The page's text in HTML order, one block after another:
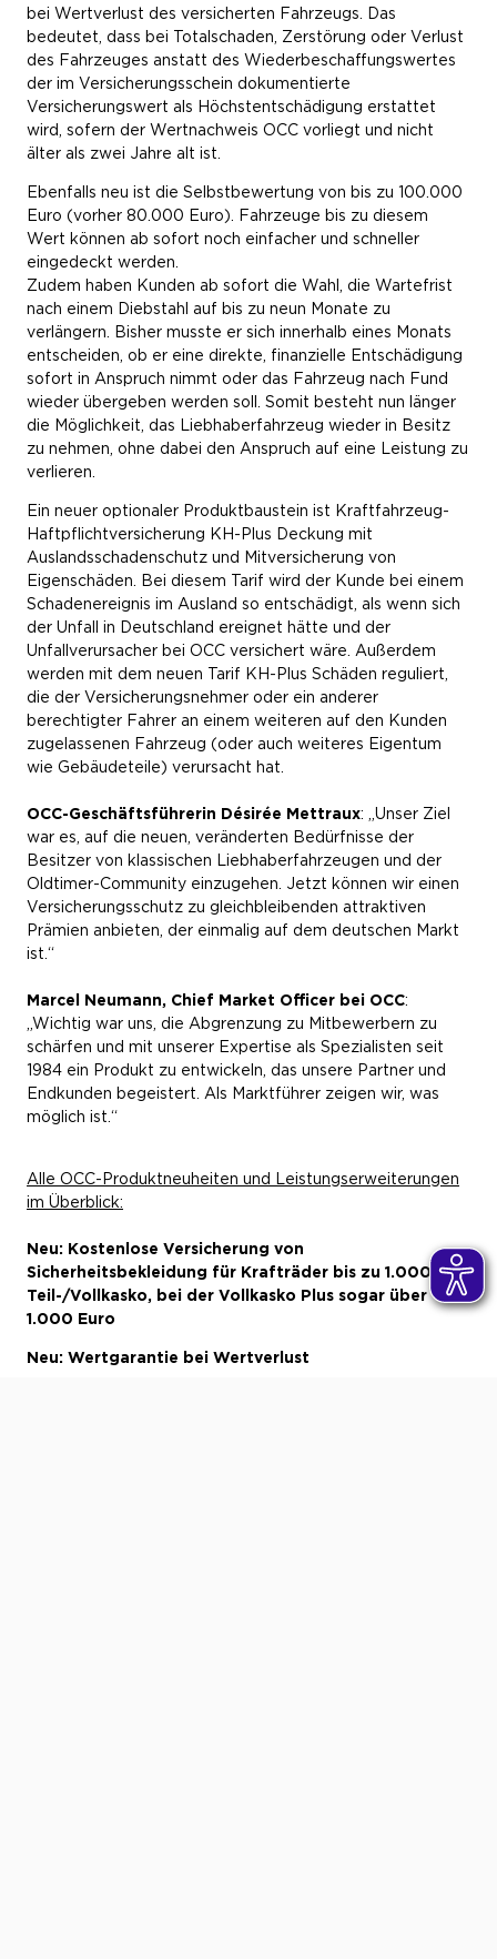
bei Wertverlust des versicherten Fahrzeugs. Das
bedeutet, dass bei Totalschaden, Zerstörung oder Verlust
des Fahrzeuges anstatt des Wiederbeschaffungswertes
der im Versicherungsschein dokumentierte
Versicherungswert als Höchstentschädigung erstattet
wird, sofern der Wertnachweis OCC vorliegt und nicht
älter als zwei Jahre alt ist.
Ebenfalls neu ist die Selbstbewertung von bis zu 100.000
Euro (vorher 80.000 Euro). Fahrzeuge bis zu diesem
Wert können ab sofort noch einfacher und schneller
eingedeckt werden.
Zudem haben Kunden ab sofort die Wahl, die Wartefrist
nach einem Diebstahl auf bis zu neun Monate zu
verlängern. Bisher musste er sich innerhalb eines Monats
entscheiden, ob er eine direkte, finanzielle Entschädigung
sofort in Anspruch nimmt oder das Fahrzeug nach Fund
wieder übergeben werden soll. Somit besteht nun länger
die Möglichkeit, das Liebhaberfahrzeug wieder in Besitz
zu nehmen, ohne dabei den Anspruch auf eine Leistung zu
verlieren.
Ein neuer optionaler Produktbaustein ist Kraftfahrzeug-
Haftpflichtversicherung KH-Plus Deckung mit
Auslandsschadenschutz und Mitversicherung von
Eigenschäden. Bei diesem Tarif wird der Kunde bei einem
Schadenereignis im Ausland so entschädigt, als wenn sich
der Unfall in Deutschland ereignet hätte und der
Unfallverursacher bei OCC versichert wäre. Außerdem
werden mit dem neuen Tarif KH-Plus Schäden reguliert,
die der Versicherungsnehmer oder ein anderer
berechtigter Fahrer an einem weiteren auf den Kunden
zugelassenen Fahrzeug (oder auch weiteres Eigentum
wie Gebäudeteile) verursacht hat.
OCC-Geschäftsführerin Désirée Mettraux: „Unser Ziel
war es, auf die neuen, veränderten Bedürfnisse der
Besitzer von klassischen Liebhaberfahrzeugen und der
Oldtimer-Community einzugehen. Jetzt können wir einen
Versicherungsschutz zu gleichbleibenden attraktiven
Prämien anbieten, der einmalig auf dem deutschen Markt
ist.“
Marcel Neumann, Chief Market Officer bei OCC:
„Wichtig war uns, die Abgrenzung zu Mitbewerbern zu
schärfen und mit unserer Expertise als Spezialisten seit
1984 ein Produkt zu entwickeln, das unsere Partner und
Endkunden begeistert. Als Marktführer zeigen wir, was
möglich ist.“
Alle OCC-Produktneuheiten und Leistungserweiterungen
im Überblick:
Neu: Kostenlose Versicherung von
Sicherheitsbekleidung für Krafträder bis zu 1.000 € in
Teil-/Vollkasko, bei der Vollkasko Plus sogar über
1.000 Euro
Neu: Wertgarantie bei Wertverlust